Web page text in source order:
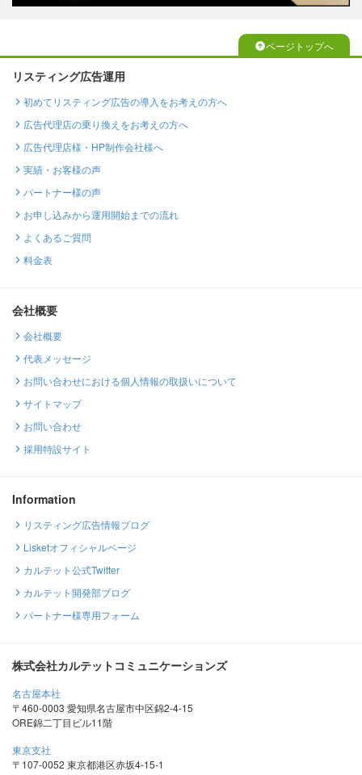
ページトップへ
リスティング広告運用
初めてリスティング広告の導入をお考えの方へ
広告代理店の乗り換えをお考えの方へ
広告代理店様・HP制作会社様へ
実績・お客様の声
パートナー様の声
お申し込みから運用開始までの流れ
よくあるご質問
料金表
会社概要
会社概要
代表メッセージ
お問い合わせにおける個人情報の取扱いについて
サイトマップ
お問い合わせ
採用特設サイト
Information
リスティング広告情報ブログ
Lisketオフィシャルページ
カルテット公式Twitter
カルテット開発部ブログ
パートナー様専用フォーム
株式会社カルテットコミュニケーションズ
名古屋本社
〒460-0003 愛知県名古屋市中区錦2-4-15
ORE錦二丁目ビル11階
東京支社
〒107-0052 東京都港区赤坂4-15-1